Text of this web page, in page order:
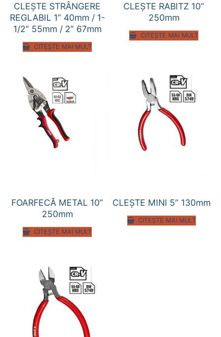
CLEȘTE STRÂNGERE
REGLABIL 1” 40mm / 1-
1/2” 55mm / 2” 67mm
CITEȘTE MAI MULT
CLEȘTE RABITZ 10”
250mm
CITEȘTE MAI MULT
FOARFECĂ METAL 10”
250mm
CITEȘTE MAI MULT
CLEȘTE MINI 5” 130mm
CITEȘTE MAI MULT